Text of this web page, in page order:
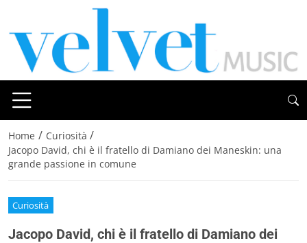
Home / Curiosità /
Jacopo David, chi è il fratello di Damiano dei Maneskin: una
grande passione in comune
Curiosità
Jacopo David, chi è il fratello di Damiano dei